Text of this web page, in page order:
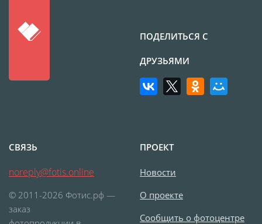
ПОДЕЛИТЬСЯ С
ДРУЗЬЯМИ
СВЯЗЬ
noreply@fotis.online
© 2011-2026 Фотис.рф —
заказ
ПРОЕКТ
Новости
О проекте
Сообщить о фотоцентре